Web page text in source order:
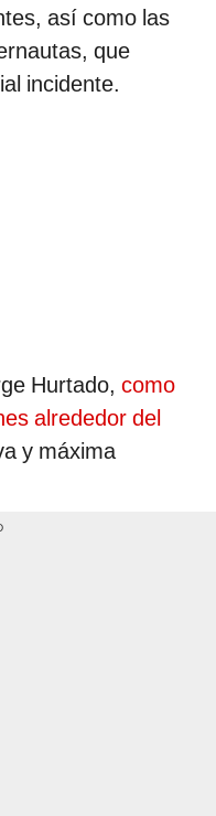
así como las
que
incidente.
Hurtado, como
alrededor del
y máxima